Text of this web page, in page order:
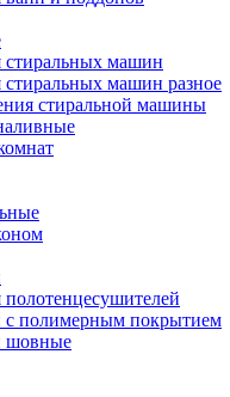
машин
машин разное
стиральной машины
с полимерным покрытием
шовные